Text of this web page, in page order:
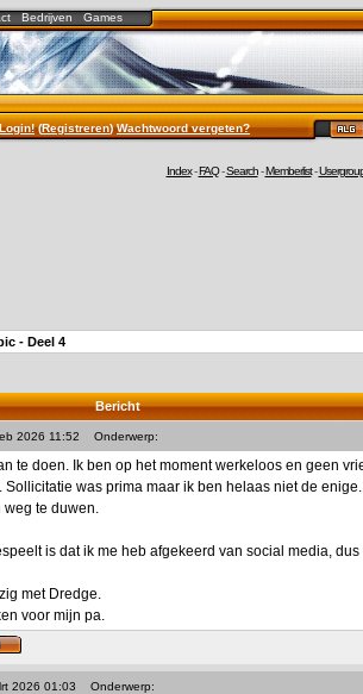
Bedrijven Games
Login!(Registreren)Wachtwoord vergeten?
Index-FAQ-Search-Memberlist-
- Deel 4
Bericht
2026 11:52 Onderwerp:
te doen. Ik ben op het moment werkeloos en geen
Sollicitatie was prima maar ik ben helaas niet de
te duwen.
is dat ik me heb afgekeerd van social media,
met Dredge.
voor mijn pa.
2026 01:03 Onderwerp: